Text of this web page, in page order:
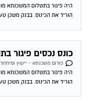
הוריד את הכינוס. בבנק משכן
כונס נכסים פיגור
פורום משכנתא - ייעוץ ומיחזור
היה פיגור בתשלום המשכנתא
הוריד את הכינוס. בבנק משכן